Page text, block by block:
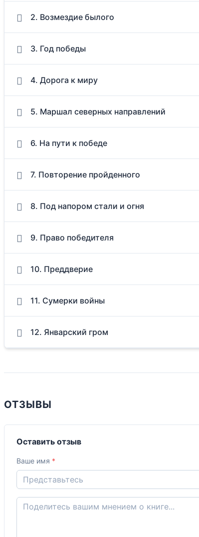
2. Возмездие былого
3. Год победы
4. Дорога к миру
5. Маршал северных направлений
6. На пути к победе
7. Повторение пройденного
8. Под напором стали и огня
9. Право победителя
10. Преддверие
11. Сумерки войны
12. Январский гром
ОТЗЫВЫ
Оставить отзыв
Ваше имя *